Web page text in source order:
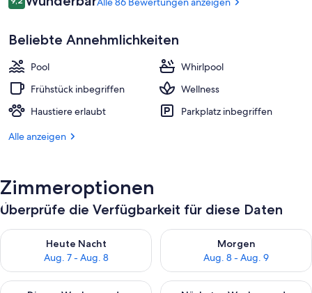
Außenbereich
181 €.
9,2 von 10.
Beliebte Annehmlichkeiten
Pool
Whirlpool
Frühstück inbegriffen
Wellness
Haustiere erlaubt
Parkplatz inbegriffen
Alle anzeigen
Zimmeroptionen
Überprüfe die Verfügbarkeit für diese Daten
Heute Nacht
Aug. 7 - Aug. 8
Überprüfe die Verfügbarkeit für heute Nacht, Aug. 7 - Aug. 8.
Morgen
Aug. 8 - Aug. 9
Überprüfe die Verfügbarkeit
Überprüfe die Verfügbarkeit für dieses Wochenende, Aug. 7
Überprüfe die Verfügbarkeit